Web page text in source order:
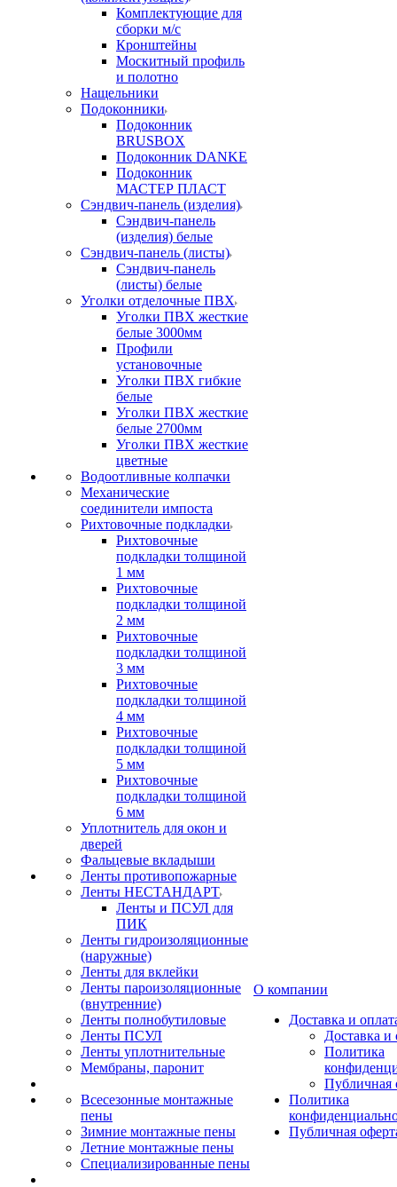
Комплектующие для
сборки м/с
Кронштейны
Москитный профиль
и полотно
Нащельники
Подоконники
Подоконник
BRUSBOX
Подоконник DANKE
Подоконник
МАСТЕР ПЛАСТ
Сэндвич-панель (изделия)
Сэндвич-панель
(изделия) белые
Сэндвич-панель (листы)
Сэндвич-панель
(листы) белые
Уголки отделочные ПВХ
Уголки ПВХ жесткие
белые 3000мм
Профили
установочные
Уголки ПВХ гибкие
белые
Уголки ПВХ жесткие
белые 2700мм
Уголки ПВХ жесткие
цветные
Водоотливные колпачки
Механические
соединители импоста
Рихтовочные подкладки
Рихтовочные
подкладки толщиной
1 мм
Рихтовочные
подкладки толщиной
2 мм
Рихтовочные
подкладки толщиной
3 мм
Рихтовочные
подкладки толщиной
4 мм
Рихтовочные
подкладки толщиной
5 мм
Рихтовочные
подкладки толщиной
6 мм
Уплотнитель для окон и
дверей
Фальцевые вкладыши
Ленты противопожарные
Ленты НЕСТАНДАРТ
Ленты и ПСУЛ для
ПИК
Ленты гидроизоляционные
(наружные)
Ленты для вклейки
Ленты пароизоляционные
(внутренние)
Ленты полнобутиловые
Ленты ПСУЛ
Ленты уплотнительные
Мембраны, паронит
Всесезонные монтажные
пены
Зимние монтажные пены
Летние монтажные пены
Специализированные пены
О компании
Доставка и
Доставка и
Политика
Публичная
Политика
Публичная